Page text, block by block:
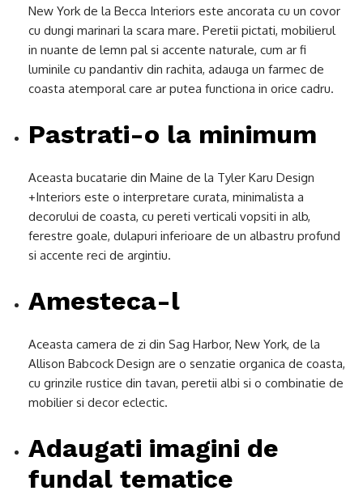
New York de la Becca Interiors este ancorata cu un covor
cu dungi marinari la scara mare. Peretii pictati, mobilierul
in nuante de lemn pal si accente naturale, cum ar fi
luminile cu pandantiv din rachita, adauga un farmec de
coasta atemporal care ar putea functiona in orice cadru.
Pastrati-o la minimum
Aceasta bucatarie din Maine de la Tyler Karu Design
+Interiors este o interpretare curata, minimalista a
decorului de coasta, cu pereti verticali vopsiti in alb,
ferestre goale, dulapuri inferioare de un albastru profund
si accente reci de argintiu.
Amesteca-l
Aceasta camera de zi din Sag Harbor, New York, de la
Allison Babcock Design are o senzatie organica de coasta,
cu grinzile rustice din tavan, peretii albi si o combinatie de
mobilier si decor eclectic.
Adaugati imagini de
fundal tematice